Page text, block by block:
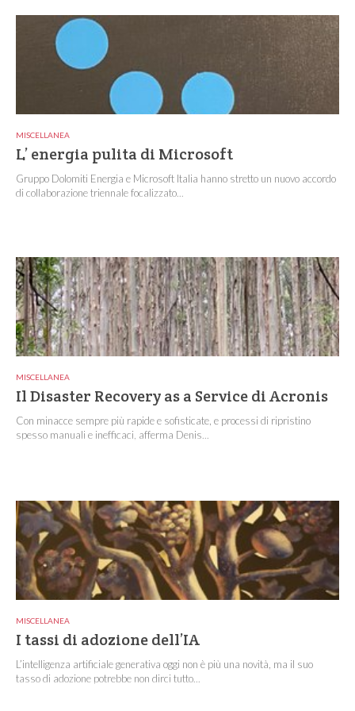
MISCELLANEA
L’ energia pulita di Microsoft
Gruppo Dolomiti Energia e Microsoft Italia hanno stretto un nuovo accordo
di collaborazione triennale focalizzato...
MISCELLANEA
Il Disaster Recovery as a Service di Acronis
Con minacce sempre più rapide e sofisticate, e processi di ripristino
spesso manuali e inefficaci, afferma Denis...
MISCELLANEA
I tassi di adozione dell’IA
L’intelligenza artificiale generativa oggi non è più una novità, ma il suo
tasso di adozione potrebbe non dirci tutto...